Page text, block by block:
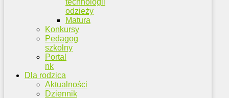
technologii
odzieży
Matura
Konkursy
Pedagog
szkolny
Portal
nk
Dla rodzica
Aktualności
Dziennik